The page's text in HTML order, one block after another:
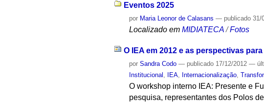
Eventos 2025
por Maria Leonor de Calasans — publicado 31/
Localizado em MIDIATECA /Fotos
O IEA em 2012 e as perspectivas
porSandra Codo — publicado 17/12/2012—
Institucional
IEA Internacionalização ,
O workshop interno IEA: Presente e
pesquisa, representantes dos Polos